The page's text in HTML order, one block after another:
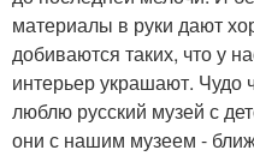
материалы в руки дают
добиваются таких, что у
интерьер украшают. Чудо
люблю русский музей с
они с нашим музеем -